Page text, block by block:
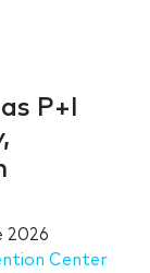
P+I
2026
Center